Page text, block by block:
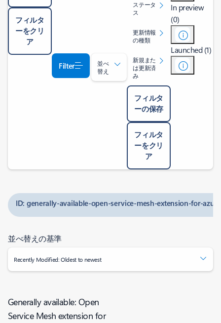
フィルタ
ーをクリ
ア
Filter
並べ
替え
ステータ
ス
更新情報
の種類
新規また
は更新済
み
フィルタ
ーの保存
フィルタ
ーをクリ
ア
In preview
(0)
Launched (1)
ID: generally-available-open-service-mesh-extension-for-
並べ替えの基準
Recently Modified: Oldest to newest
Generally available: Open
Service Mesh extension for